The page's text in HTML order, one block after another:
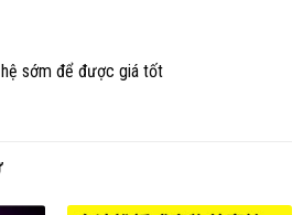
hệ sớm để được giá tốt